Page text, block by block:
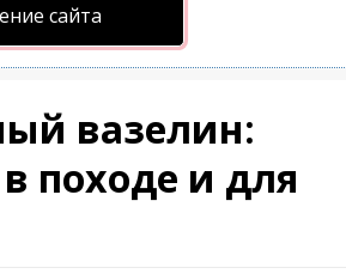
сайта
вазелин:
походе и для